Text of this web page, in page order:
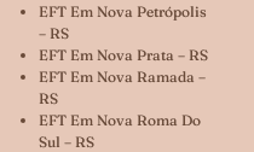
EFT Em Nova Petrópolis
– RS
EFT Em Nova Prata – RS
EFT Em Nova Ramada –
RS
EFT Em Nova Roma Do
Sul – RS